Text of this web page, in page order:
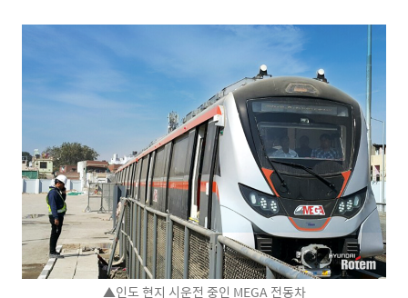
▲인도 현지 시운전 중인 MEGA 전동차